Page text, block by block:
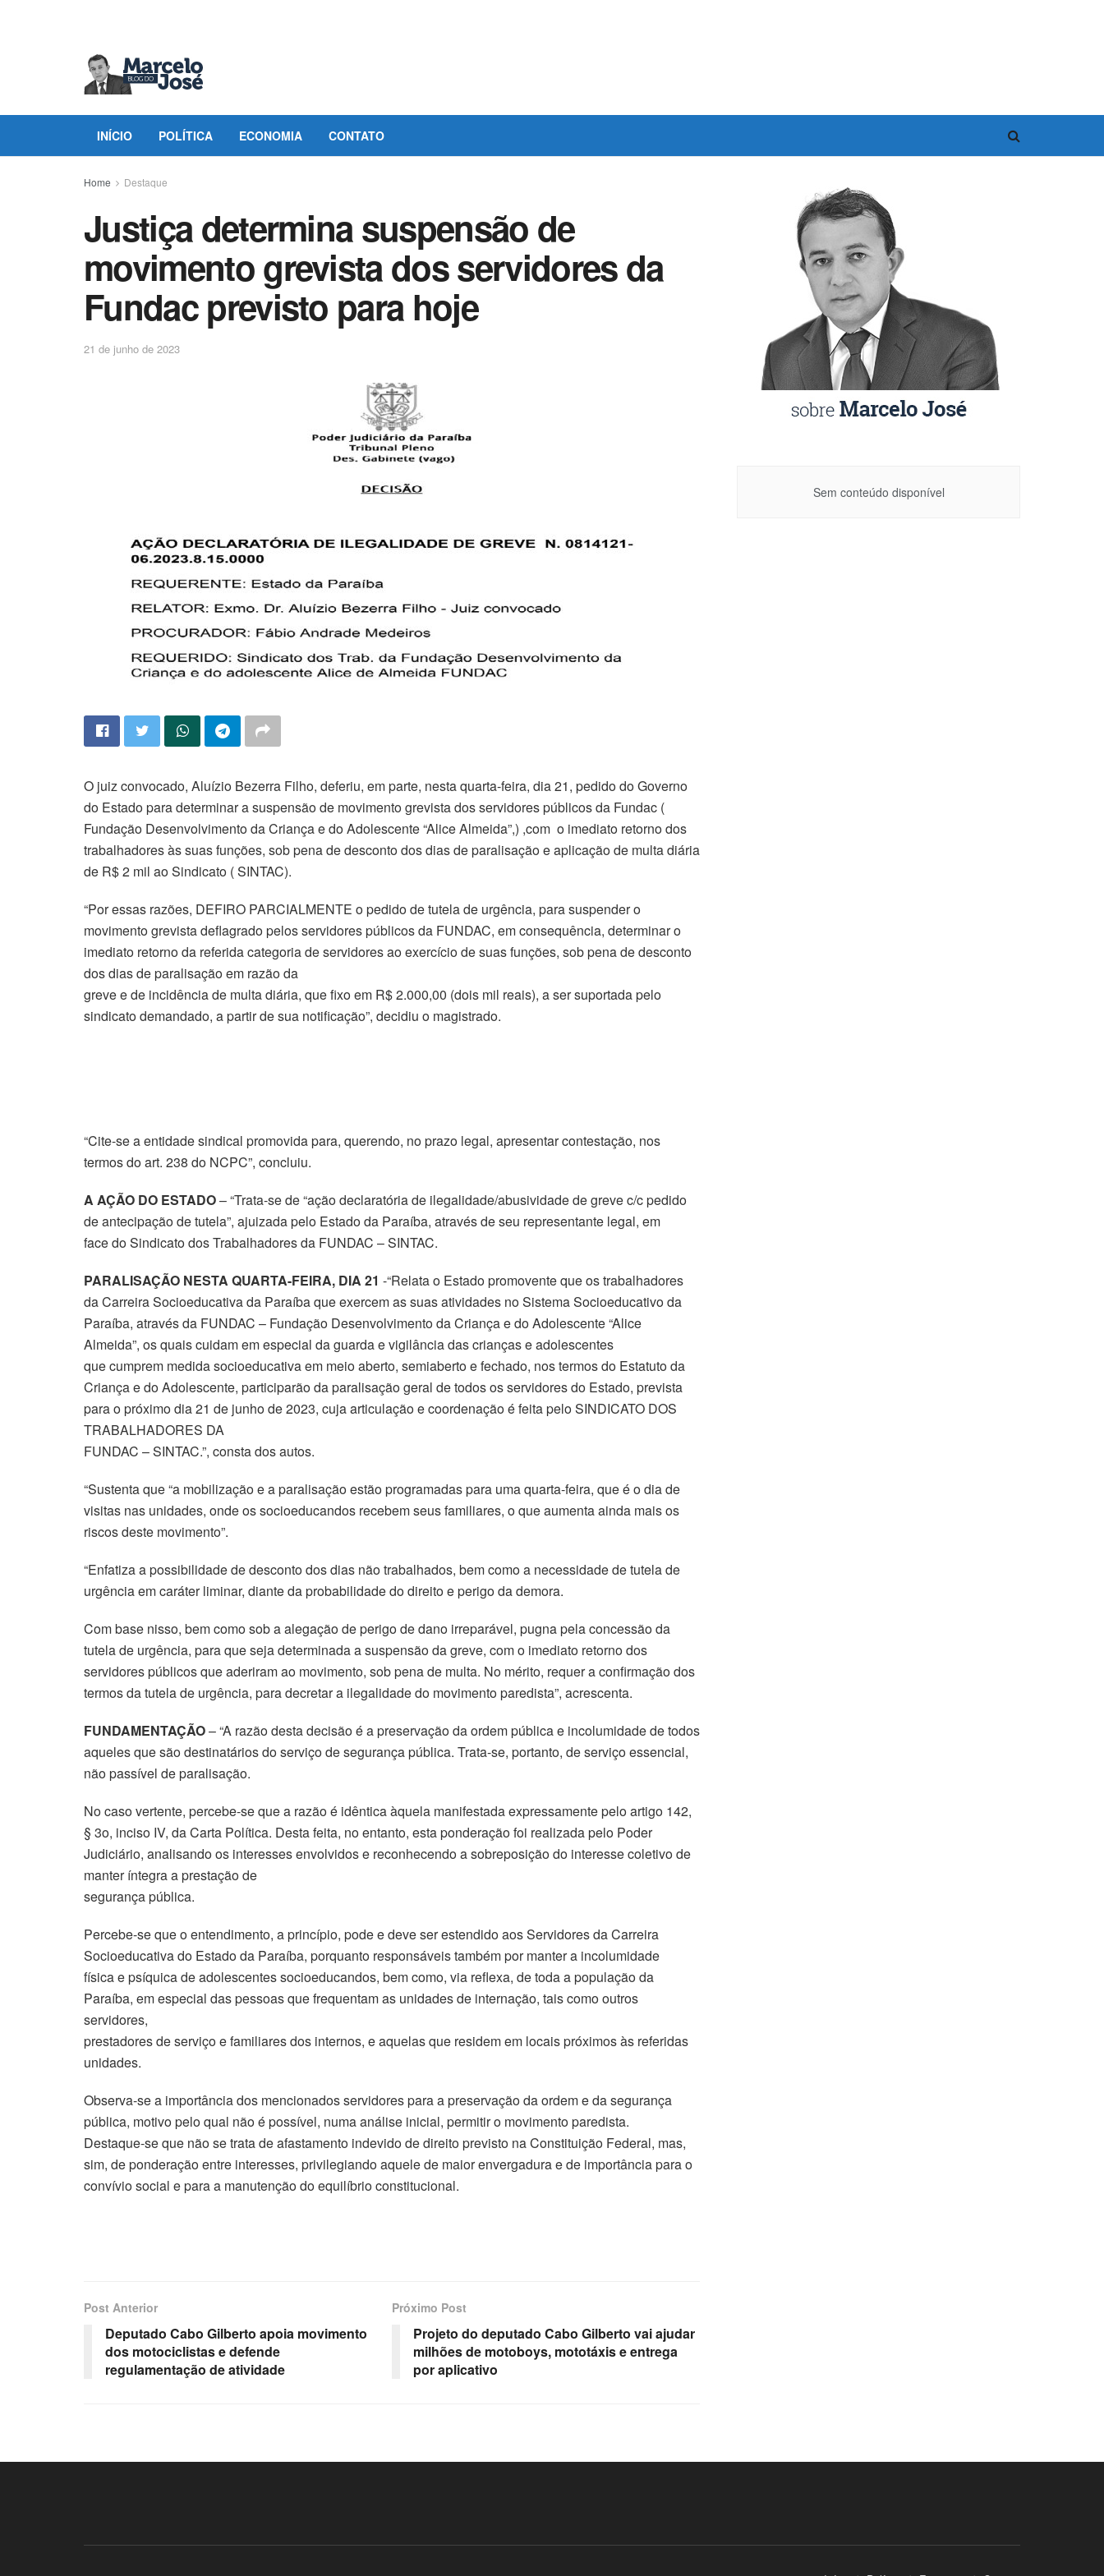
INÍCIO POLÍTICA ECONOMIA CONTATO
Home Destaque
Justiça determina suspensão de
movimento grevista dos servidores da
Fundac previsto para hoje
21 de junho de 2023
O juiz convocado, Aluízio Bezerra Filho, deferiu, em parte, nesta quarta-feira, dia 21, pedido do Governo
do Estado para determinar a suspensão de movimento grevista dos servidores públicos da Fundac (
Fundação Desenvolvimento da Criança e do Adolescente “Alice Almeida”,) ,com o imediato retorno dos
trabalhadores às suas funções, sob pena de desconto dos dias de paralisação e aplicação de multa diária
de R$ 2 mil ao Sindicato ( SINTAC).
“Por essas razões, DEFIRO PARCIALMENTE o pedido de tutela de urgência, para suspender o
movimento grevista deflagrado pelos servidores públicos da FUNDAC, em consequência, determinar o
imediato retorno da referida categoria de servidores ao exercício de suas funções, sob pena de desconto
dos dias de paralisação em razão da
greve e de incidência de multa diária, que fixo em R$ 2.000,00 (dois mil reais), a ser suportada pelo
sindicato demandado, a partir de sua notificação”, decidiu o magistrado.
“Cite-se a entidade sindical promovida para, querendo, no prazo legal, apresentar contestação, nos
termos do art. 238 do NCPC”, concluiu.
A AÇÃO DO ESTADO– “Trata-se de “ação declaratória de ilegalidade/abusividade de greve c/c pedido
de antecipação de tutela”, ajuizada pelo Estado da Paraíba, através de seu representante legal, em
face do Sindicato dos Trabalhadores da FUNDAC – SINTAC.
PARALISAÇÃO NESTA QUARTA-FEIRA, DIA 21 -“Relata o Estado promovente que os trabalhadores
da Carreira Socioeducativa da Paraíba que exercem as suas atividades no Sistema Socioeducativo da
Paraíba, através da FUNDAC – Fundação Desenvolvimento da Criança e do Adolescente “Alice
Almeida”, os quais cuidam em especial da guarda e vigilância das crianças e adolescentes
que cumprem medida socioeducativa em meio aberto, semiaberto e fechado, nos termos do Estatuto da
Criança e do Adolescente, participarão da paralisação geral de todos os servidores do Estado, prevista
para o próximo dia 21 de junho de 2023, cuja articulação e coordenação é feita pelo SINDICATO DOS
TRABALHADORES DA
FUNDAC – SINTAC.”, consta dos autos.
“Sustenta que “a mobilização e a paralisação estão programadas para uma quarta-feira, que é o dia de
visitas nas unidades, onde os socioeducandos recebem seus familiares, o que aumenta ainda mais os
riscos deste movimento”.
“Enfatiza a possibilidade de desconto dos dias não trabalhados, bem como a necessidade de tutela de
urgência em caráter liminar, diante da probabilidade do direito e perigo da demora.
Com base nisso, bem como sob a alegação de perigo de dano irreparável, pugna pela concessão da
tutela de urgência, para que seja determinada a suspensão da greve, com o imediato retorno dos
servidores públicos que aderiram ao movimento, sob pena de multa. No mérito, requer a confirmação dos
termos da tutela de urgência, para decretar a ilegalidade do movimento paredista”, acrescenta.
FUNDAMENTAÇÃO– “A razão desta decisão é a preservação da ordem pública e incolumidade de todos
aqueles que são destinatários do serviço de segurança pública. Trata-se, portanto, de serviço essencial,
não passível de paralisação.
No caso vertente, percebe-se que a razão é idêntica àquela manifestada expressamente pelo artigo 142,
§ 3o, inciso IV, da Carta Política. Desta feita, no entanto, esta ponderação foi realizada pelo Poder
Judiciário, analisando os interesses envolvidos e reconhecendo a sobreposição do interesse coletivo de
manter íntegra a prestação de
segurança pública.
Percebe-se que o entendimento, a princípio, pode e deve ser estendido aos Servidores da Carreira
Socioeducativa do Estado da Paraíba, porquanto responsáveis também por manter a incolumidade
física e psíquica de adolescentes socioeducandos, bem como, via reflexa, de toda a população da
Paraíba, em especial das pessoas que frequentam as unidades de internação, tais como outros
servidores,
prestadores de serviço e familiares dos internos, e aquelas que residem em locais próximos às referidas
unidades.
Observa-se a importância dos mencionados servidores para a preservação da ordem e da segurança
pública, motivo pelo qual não é possível, numa análise inicial, permitir o movimento paredista.
Destaque-se que não se trata de afastamento indevido de direito previsto na Constituição Federal, mas,
sim, de ponderação entre interesses, privilegiando aquele de maior envergadura e de importância para o
convívio social e para a manutenção do equilíbrio constitucional.
Post Anterior
Deputado Cabo Gilberto apoia movimento
dos motociclistas e defende
regulamentação de atividade
Próximo Post
Projeto do deputado Cabo Gilberto vai ajudar
milhões de motoboys, mototáxis e entrega
por aplicativo
Sem conteúdo disponível